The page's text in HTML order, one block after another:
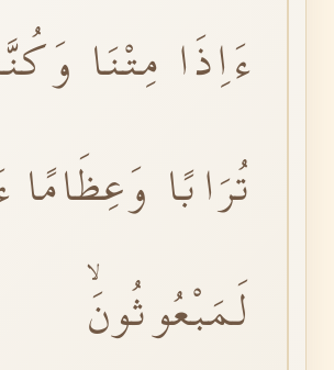
ءَاِذَا مِتْنَا
تُرَابًا وَعِظَامًا
لَمَبْعُوثُونَۙ